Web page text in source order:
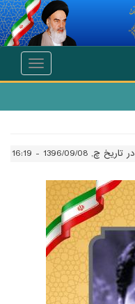
Toggle
در تاریخ چ, 1396/09/08 - 16:19